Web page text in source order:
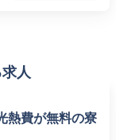
人
熱費が無料の寮